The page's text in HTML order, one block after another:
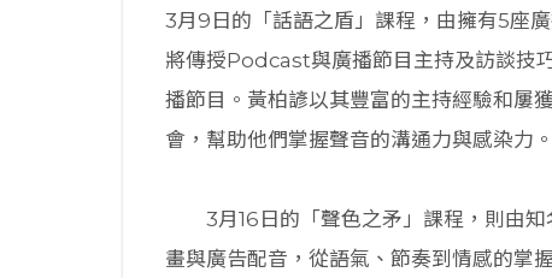
3月9日的「話語之盾」課程，由擁有5座
將傳授Podcast與廣播節目主持及訪談技
播節目。黃柏諺以其豐富的主持經驗和屢
會，幫助他們掌握聲音的溝通力與感染力。
3月16日的「聲色之矛」課程，則由知
畫與廣告配音，從語氣、節奏到情感的掌